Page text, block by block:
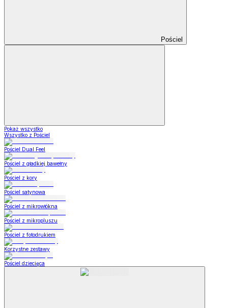
Pościel
Pokaż wszystko
Wszystko z Pościel
Pościel Dual Feel
Pościel z gładkiej bawełny
Pościel z kory
Pościel satynowa
Pościel z mikrowłókna
Pościel z mikropluszu
Pościel z fotodrukiem
Korzystne zestawy
Pościel dziecięca